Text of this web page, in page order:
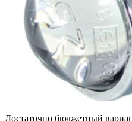
Достаточно бюджетный